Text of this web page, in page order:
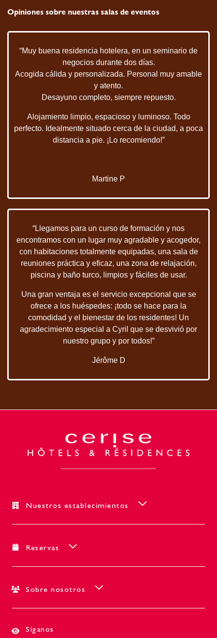
Opiniones sobre nuestras salas de eventos
“Muy buena residencia hotelera, en un seminario de
negocios durante dos días.
Acogida cálida y personalizada. Personal muy amable
y atento.
Desayuno completo, siempre repuesto.
Alojamiento limpio, espacioso y luminoso. Todo
perfecto. Idealmente situado cerca de la ciudad, a poca
distancia a pie. ¡Lo recomiendo!”
Martine P
“Llegamos para un curso de formación y nos
encontramos con un lugar muy agradable y acogedor,
con habitaciones totalmente equipadas, una sala de
reuniones práctica y eficaz, una zona de relajación,
piscina y baño turco, limpios y fáciles de usar.
Una gran ventaja es el servicio excepcional que se
ofrece a los huéspedes: ¡todo se hace para la
comodidad y el bienestar de los residentes! Un
agradecimiento especial a Cyril que se desvivió por
nuestro grupo y por todos!”
Jérôme D
Nuestros establecimientos
Reservas
Sobre nosotros
Síganos